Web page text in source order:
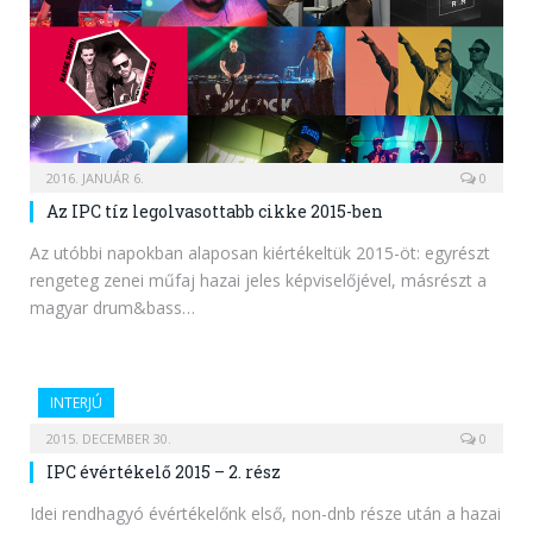
2016. JANUÁR 6. 0
Az IPC tíz legolvasottabb cikke 2015-ben
Az utóbbi napokban alaposan kiértékeltük 2015-öt: egyrészt
rengeteg zenei műfaj hazai jeles képviselőjével, másrészt a
magyar drum&bass…
INTERJÚ
2015. DECEMBER 30. 0
IPC évértékelő 2015 – 2. rész
Idei rendhagyó évértékelőnk első, non-dnb része után a hazai